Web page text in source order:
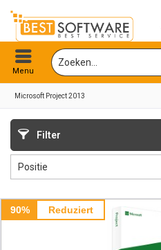
Menu
Microsoft Project 2013
Filter
90% Reduziert